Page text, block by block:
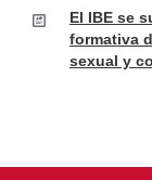
El IBE se
formativa
sexual y